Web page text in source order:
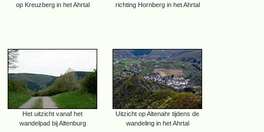
op Kreuzberg in het Ahrtal
richting Hornberg in het Ahrtal
Het uitzicht vanaf het
wandelpad bij Altenburg
Uitzicht op Altenahr tijdens de
wandeling in het Ahrtal